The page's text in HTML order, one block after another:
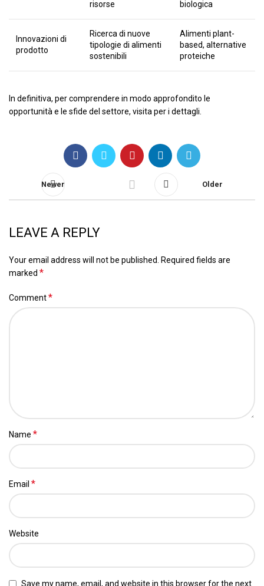
risorse biologica
Innovazioni di
prodotto
Ricerca di nuove
tipologie di alimenti
sostenibili
Alimenti plant-
based, alternative
proteiche
In definitiva, per comprendere in modo approfondito le
opportunità e le sfide del settore, visita per i dettagli.
Newer Older
LEAVE A REPLY
Your email address will not be published.
Required fields are
marked *
Comment*
Name *
Email *
Website
Save my name, email, and website in this browser for the next